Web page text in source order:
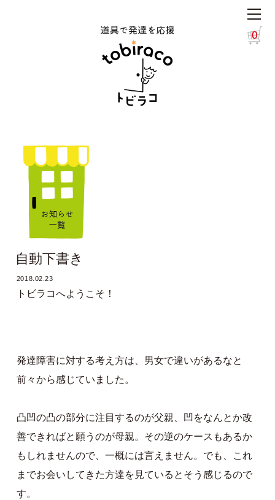
0
自動下書き
2018.02.23
トビラコへようこそ！
発達障害に対する考え方は、男女で違いがあるなと
前々から感じていました。
凸凹の凸の部分に注目するのが父親、凹をなんとか改
善できればと願うのが母親。その逆のケースもあるか
もしれませんので、一概には言えません。でも、これ
までお会いしてきた方達を見ているとそう感じるので
す。